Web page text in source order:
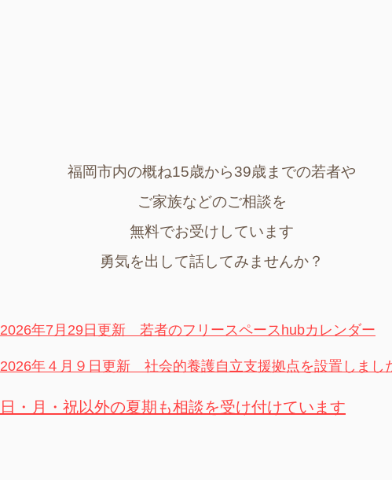
福岡市内の概ね15歳から39歳までの若者や
ご家族などのご相談を
無料でお受けしています
​勇気を出して話してみませんか？
2026年7月29日更新 若者のフリースペースhubカレンダー
2026年４月９日更新 社会的養護自立支援拠点を設置しまし
日・月・祝以外の夏期も相談を受け付けています